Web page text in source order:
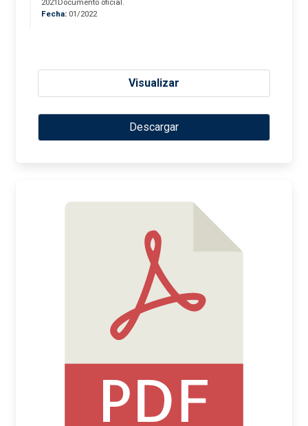
2021Documento oficial.
Fecha: 01/2022
Visualizar
Descargar